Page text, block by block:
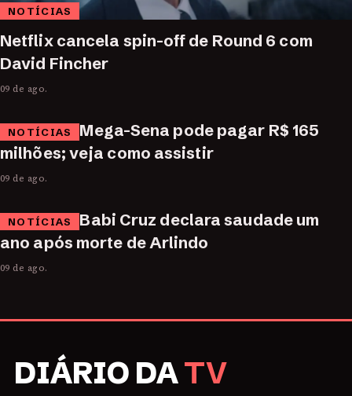
NOTÍCIAS
Netflix cancela spin-off de Round 6 com
David Fincher
09 de ago.
NOTÍCIAS
Mega-Sena pode pagar R$ 165
milhões; veja como assistir
09 de ago.
NOTÍCIAS
Babi Cruz declara saudade um
ano após morte de Arlindo
09 de ago.
DIÁRIO DATV